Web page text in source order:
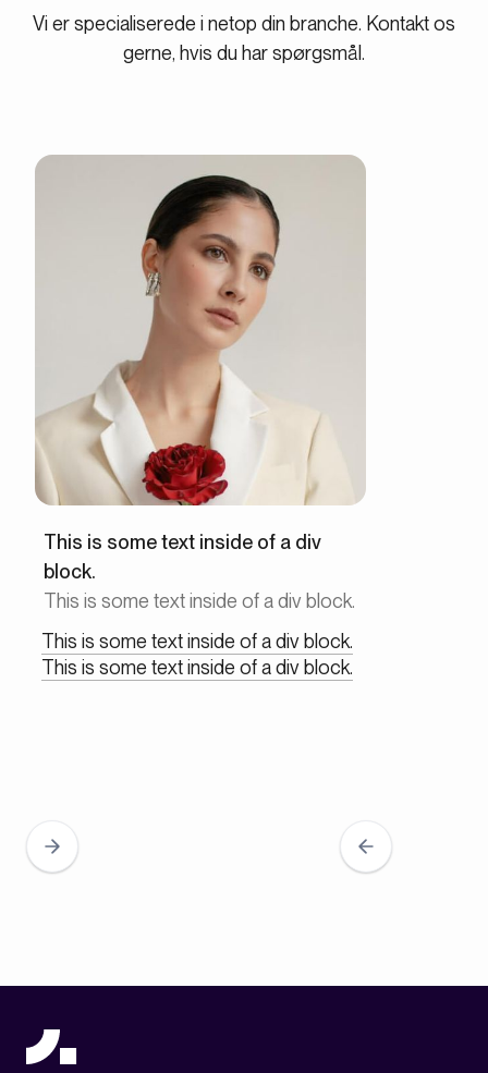
Vi er specialiserede i netop din branche. Kontakt os
gerne, hvis du har spørgsmål.
This is some text inside of a div
block.
This is some text inside of a div block.
This is some text inside of a div block.
This is some text inside of a div block.